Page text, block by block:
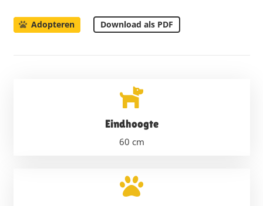
Adopteren Download als PDF
Eindhoogte
60 cm